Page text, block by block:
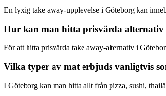
En lyxig take away-upplevelse i Göteborg kan
Hur kan man hitta prisvärda alternativ
För att hitta prisvärda take away-alternativ i
Vilka typer av mat erbjuds vanligtvis
I Göteborg kan man hitta allt från pizza, sushi,